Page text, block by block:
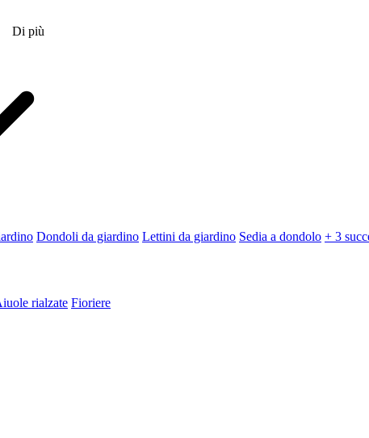
Di più
Dondoli da giardino Lettini da giardino Sedia a dondolo + 3
rialzate Fioriere